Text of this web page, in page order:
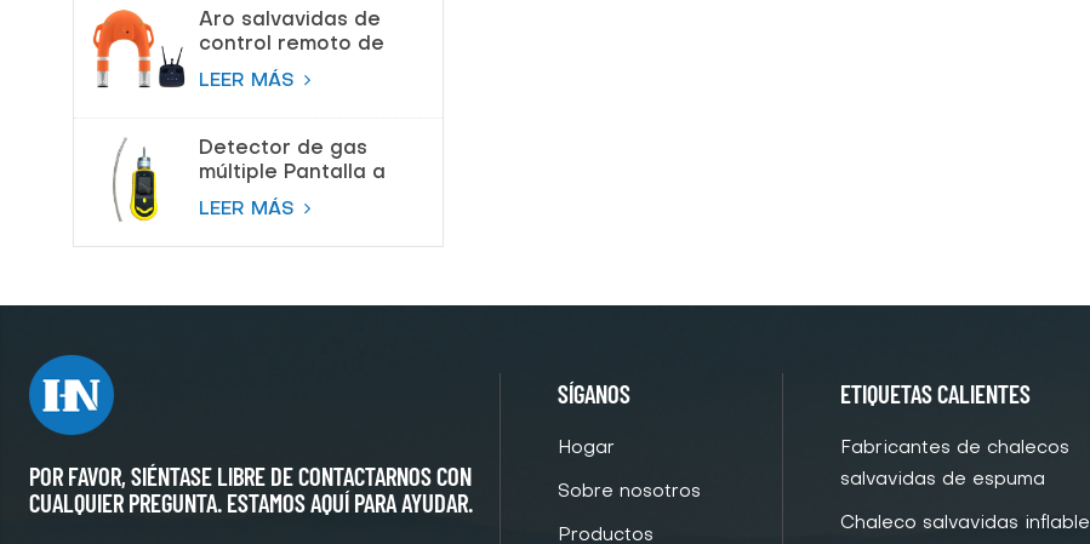
respiración de aire
Aro salvavidas de
control remoto de
salvamento de
LEER MÁS
Detector de gas
múltiple Pantalla a
color Bomba
succión
LEER MÁS
POR FAVOR, SIÉNTASE LIBRE DE CONTACTARNOS CON
CUALQUIER PREGUNTA. ESTAMOS AQUÍ PARA AYUDAR.
SÍGANOS
Hogar
Sobre nosotros
Productos
ETIQUETAS CALIENTES
Fabricantes de chalecos
salvavidas de espuma
Chaleco salvavidas inflable